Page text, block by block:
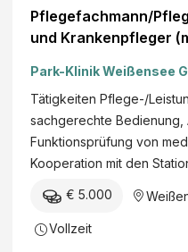
Pflegefachmann/
und Krankenpfleger
Park-Klinik Weißensee
Tätigkeiten Pflege-/
sachgerechte Bedienung,
Funktionsprüfung von
Kooperation mit den
€ 5.000
Vollzeit